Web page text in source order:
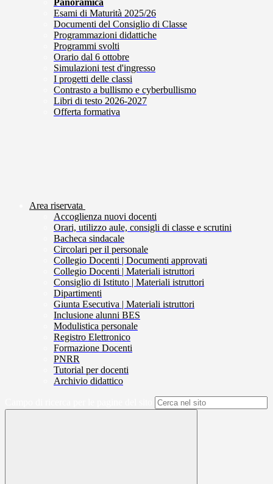
Panoramica
Esami di Maturità 2025/26
Documenti del Consiglio di Classe
Programmazioni didattiche
Programmi svolti
Orario dal 6 ottobre
Simulazioni test d'ingresso
I progetti delle classi
Contrasto a bullismo e cyberbullismo
Libri di testo 2026-2027
Offerta formativa
Area riservata
Accoglienza nuovi docenti
Orari, utilizzo aule, consigli di classe e scrutini
Bacheca sindacale
Circolari per il personale
Collegio Docenti | Documenti approvati
Collegio Docenti | Materiali istruttori
Consiglio di Istituto | Materiali istruttori
Dipartimenti
Giunta Esecutiva | Materiali istruttori
Inclusione alunni BES
Modulistica personale
Registro Elettronico
Formazione Docenti
PNRR
Tutorial per docenti
Archivio didattico